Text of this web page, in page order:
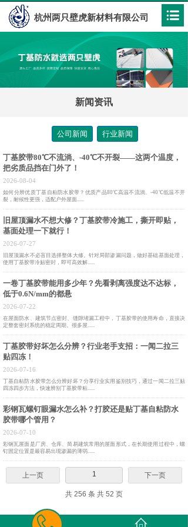
新闻资讯
公司新闻 行业新闻
丁基胶带80℃不流淌、-40℃不开裂——这两个温度，
把劣质品挡在门外了！
2026-08-04
如何分辨优质丁基自粘防水胶带？优质产品80℃高温不流淌、-40℃低温不开
裂，耐候性更强，适配户外屋面......
旧屋顶漏水不想大修？丁基胶带冷施工，撕开即贴，
基面处理一下就行！
2026-07-27
旧屋顶漏水不必盲目选择整体大修。针对局部渗漏问题，做好基础基面处理，
使用丁基胶带冷贴密封，即可高效解......
一卷丁基胶带能用多少年？先看剥离强度达不达标，
低于0.6N/mm的都悬
2026-07-22
在屋面防水、建筑节点密封、缝隙堵漏工程中，丁基胶带的使用寿命，直接决
定整套密封系统的稳定周期。很多屋......
丁基胶带好坏怎么分辨？行业老手支招：一闻二拉三
贴四冻！
2026-07-16
丁基自粘防水胶带怎么分辨好坏？分享行业实用鉴别技巧，通过一闻二拉三贴
四冻四步方法，快速辨别丁基胶带粘......
彩钢瓦螺钉眼漏水怎么补？打胶还是贴丁基自粘防水
胶带哪个管用？
2026-07-10
彩钢瓦屋面是厂房、仓库、简易建筑常用的屋面形式，在长期使用过程中，螺
钉固定位置是最容易出现渗漏的薄弱......
上一页 1 下一页
共 256 条 共 52 页
杭州两只壁虎新材料有限公司